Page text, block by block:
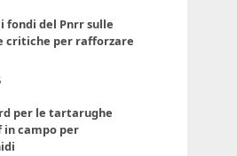
fondi del Pnrr sulle
critiche per rafforzare
per le tartarughe
in campo per